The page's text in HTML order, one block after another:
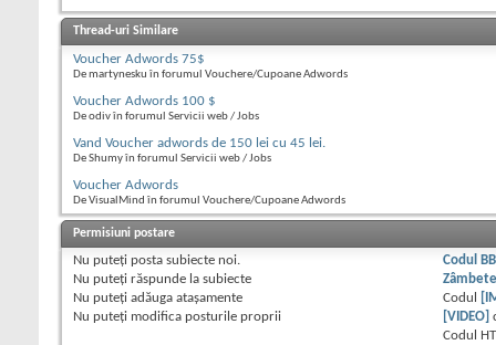
Thread-uri Similare
Voucher Adwords 75$
De martynesku în forumul Vouchere/Cupoane Adwords
Voucher Adwords 100 $
De odiv în forumul Servicii web / Jobs
Vand Voucher adwords de 150 lei cu 45 lei.
De Shumy în forumul Servicii web / Jobs
Voucher Adwords
De VisualMind în forumul Vouchere/Cupoane Adwords
Permisiuni postare
Nu puteţi posta subiecte noi.
Nu puteţi răspunde la subiecte
Nu puteţi adăuga ataşamente
Nu puteţi modifica posturile proprii
Codul BB
Codul
[VIDEO]
Codul